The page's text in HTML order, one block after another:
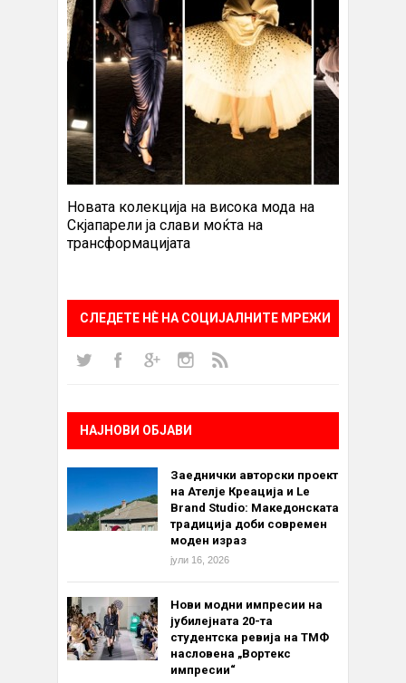
Новата колекција на висока мода на
Скјапарели ја слави моќта на
трансформацијата
СЛЕДЕТЕ НÈ НА СОЦИЈАЛНИТЕ МРЕЖИ
НАЈНОВИ ОБЈАВИ
Заеднички авторски проект
на Ателје Креација и Le
Brand Studio: Македонската
традиција доби современ
моден израз
јули 16, 2026
Нови модни импресии на
јубилејната 20-та
студентска ревија на ТМФ
насловена „Вортекс
импресии“